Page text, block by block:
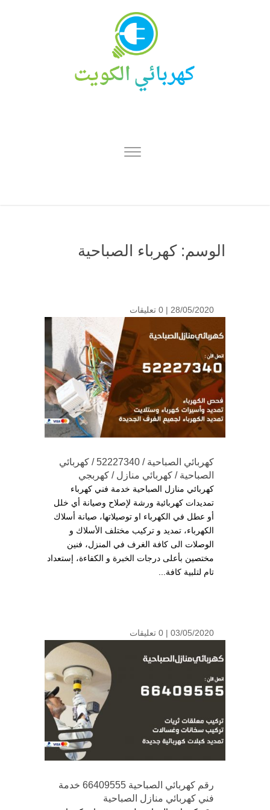
الوسم:كهرباء الصباحية
28/05/2020 | 0 تعليقات
كهربائي الصباحية / 52227340 / كهربائي
الصباحية / كهربائي منازل / كهربجي
كهربائي منازل الصباحية خدمة فني كهرباء
تمديدات كهربائية ورشة لإصلاح وصيانة أي خلل
أو عطل في الكهرباء او توصيلاتها، صيانة أسلاك
الكهرباء، تمديد و تركيب مختلف الأسلاك و
الوصلات الى كافة الغرف في المنزل، فنين
مختصين بأعلى درجات الخبرة و الكفاءة، إستعداد
تام لتلبية كافة...
03/05/2020 | 0 تعليقات
رقم كهربائي الصباحية 66409555 خدمة
فني كهربائي منازل الصباحية